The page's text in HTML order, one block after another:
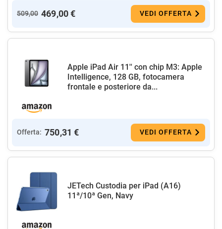
509,00 469,00 € VEDI OFFERTA
Apple iPad Air 11'' con chip M3: Apple
Intelligence, 128 GB, fotocamera
frontale e posteriore da...
Offerta: 750,31 € VEDI OFFERTA
JETech Custodia per iPad (A16)
11ª/10ª Gen, Navy